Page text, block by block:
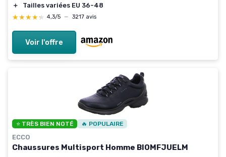
＋
Tailles variées EU 36-48
★★★★★
★★★★★ 4,3/5 — 3217 avis
Voir l'offre
⭐ TRÈS BIEN NOTÉ 🔥 POPULAIRE
ECCO
Chaussures Multisport Homme BIOMFJUELM